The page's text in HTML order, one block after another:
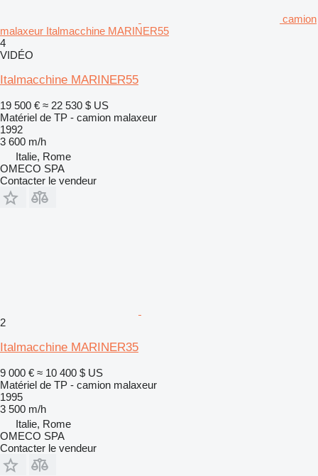
camion
malaxeur Italmacchine MARINER55
4
VIDÉO
Italmacchine MARINER55
19 500 € ≈ 22 530 $ US
Matériel de TP - camion malaxeur
1992
3 600 m/h
Italie, Rome
OMECO SPA
Contacter le vendeur
2
Italmacchine MARINER35
9 000 € ≈ 10 400 $ US
Matériel de TP - camion malaxeur
1995
3 500 m/h
Italie, Rome
OMECO SPA
Contacter le vendeur